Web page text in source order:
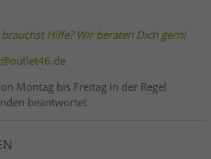
Hilfe? Wir beraten Dich gern!
Montag bis Freitag in der Regel
beantwortet